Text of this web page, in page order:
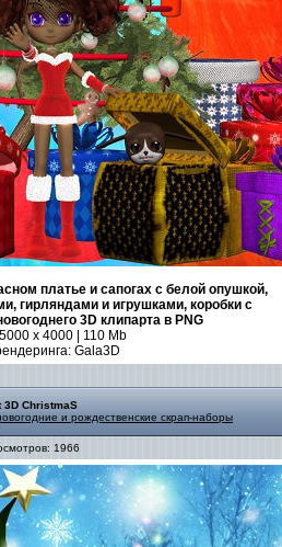
платье и сапогах с белой опушкой,
гирляндами и игрушками, коробки с
3D клипарта в PNG
x 4000 | 110 Mb
Gala3D
3D ChristmaS
и рождественские скрап-наборы
1966